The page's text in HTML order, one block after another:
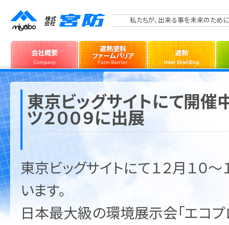
私たちが、出来る事を未来のために
東京ビッグサイトにて開催
ツ２００９に出展
東京ビッグサイトにて１２月１０
います。
日本最大級の環境展示会「エコプ